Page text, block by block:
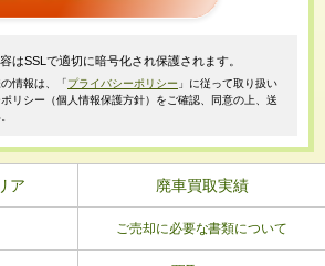
はSSLで適切に暗号化され保護されます。
情報は、「プライバシーポリシー 」に従って取り扱い
リシー（個人情報保護方針）をご確認、同意の上、送
ア 廃車買取実績
ご売却に必要な書類について